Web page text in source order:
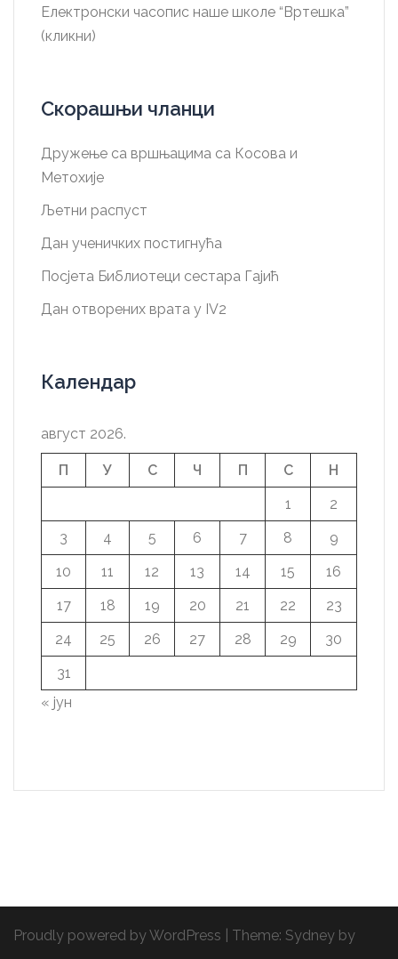
Електронски часопис наше школе “Вртешка”
(кликни)
Скорашњи чланци
Дружење са вршњацима са Косова и
Метохије
Љетни распуст
Дан ученичких постигнућа
Посјета Библиотеци сестара Гајић
Дан отворених врата у IV2
Календар
август 2026.
П У С Ч П С
Н
1
2
3
4 5 6 7 8
9
10
11 12 13 14 15
16
17
18 19 20 21 22
23
24
25 26 27 28 29
30
31
« јун
Proudly powered by WordPress Theme: Sydney by